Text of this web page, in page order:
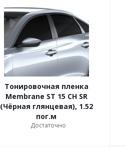
Тонировочная пленка
Membrane ST 15 CH SR
(Чёрная глянцевая), 1.52
пог.м
Достаточно